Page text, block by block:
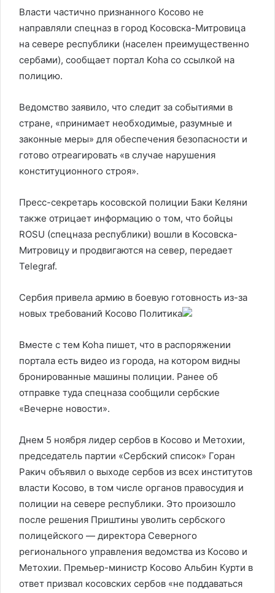
Власти частично признанного Косово не
направляли спецназ в город Косовска-Митровица
на севере республики (населен преимущественно
сербами), сообщает портал Koha со ссылкой на
полицию.
Ведомство заявило, что следит за событиями в
стране, «принимает необходимые, разумные и
законные меры» для обеспечения безопасности и
готово отреагировать «в случае нарушения
конституционного строя».
Пресс-секретарь косовской полиции Баки Келяни
также отрицает информацию о том, что бойцы
ROSU (спецназа республики) вошли в Косовска-
Митровицу и продвигаются на север, передает
Telegraf.
Сербия привела армию в боевую готовность из-за
новых требований Косово Политика
Вместе с тем Koha пишет, что в распоряжении
портала есть видео из города, на котором видны
бронированные машины полиции. Ранее об
отправке туда спецназа сообщили сербские
«Вечерне новости».
Днем 5 ноября лидер сербов в Косово и Метохии,
председатель партии «Сербский список» Горан
Ракич объявил о выходе сербов из всех институтов
власти Косово, в том числе органов правосудия и
полиции на севере республики. Это произошло
после решения Приштины уволить сербского
полицейского — директора Северного
регионального управления ведомства из Косово и
Метохии. Премьер-министр Косово Альбин Курти в
ответ призвал косовских сербов «не поддаваться